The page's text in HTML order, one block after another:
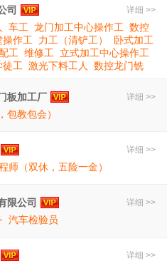
详细 >>
司
车工 龙门加工中心操作工 数控
操作工 力工（清铲工）
卧式加工
工 维修工
立式加工中心操作工
徒工 激光下料工人 数控龙门铣
详细 >>
板加工厂
包教包会）
详细 >>
师（双休，五险一金）
详细 >>
限公司
汽车检验员
详细 >>